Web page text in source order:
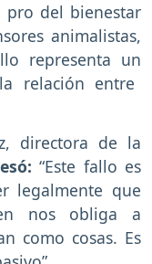
del bienestar
animalistas,
representa un
relación entre
directora de la
“Este fallo es
legalmente que
nos obliga a
como cosas. Es